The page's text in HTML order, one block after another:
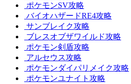
ポケモンSV攻略
バイオハザードRE4攻略
サンブレイク攻略
ブレスオブザワイルド攻略
ポケモン剣盾攻略
アルセウス攻略
ポケモンダイパリメイク攻略
ポケモンユナイト攻略